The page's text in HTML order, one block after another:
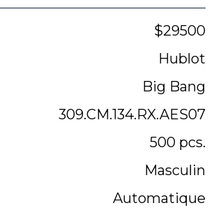
$29500
Hublot
Big Bang
309.CM.134.RX.AES07
500 pcs.
Masculin
Automatique